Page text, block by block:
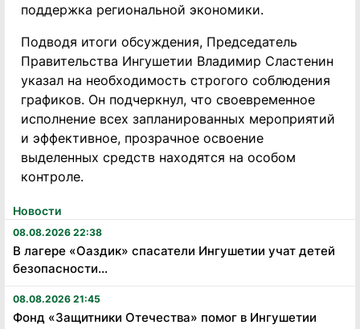
Новости
08.08.2026 22:38
В лагере «Оаздик» спасатели Ингушетии учат детей
безопасности...
08.08.2026 21:45
Фонд «Защитники Отечества» помог в Ингушетии
поддержка региональной экономики.
Подводя итоги обсуждения, Председатель
Правительства Ингушетии Владимир Сластенин
указал на необходимость строгого соблюдения
графиков. Он подчеркнул, что своевременное
исполнение всех запланированных мероприятий
и эффективное, прозрачное освоение
выделенных средств находятся на особом
контроле.